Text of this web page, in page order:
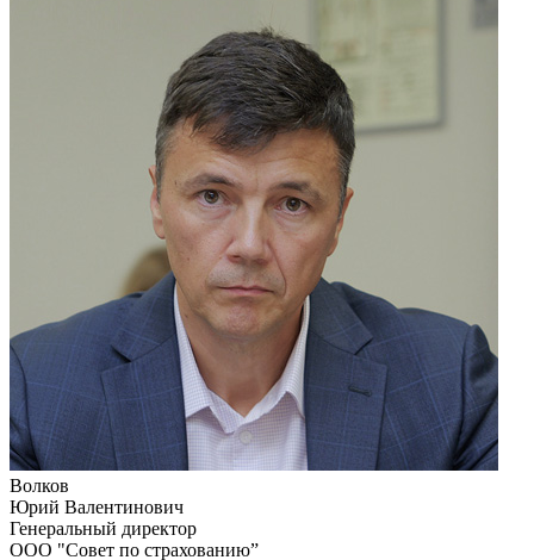
Волков
Юрий Валентинович
Генеральный директор
ООО "Совет по страхованию”